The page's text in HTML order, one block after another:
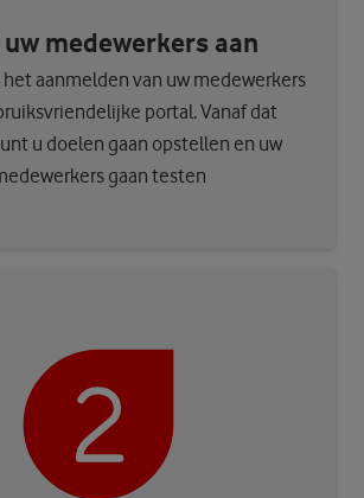
medewerkers aan
aanmelden van uw medewerkers
portal. Vanaf dat
u doelen gaan opstellen en uw
gaan testen